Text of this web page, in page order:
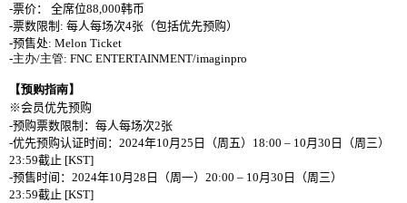
-票价： 全席位88,000韩币
-票数限制 : 每人每场次4张 （包括优先预购）
-预售处: Melon Ticket
-主办/主管: FNC ENTERTAINMENT/imaginpro
【预购指南】
※会员优先预购
-预购票数限制：每人每场次2张
-优先预购认证时间 ： 2024年10 月 25 日（周五） 18:00 – 10 月 30 日（周三）
23:59截止 [KST]
-预售时间 ： 2024年10 月 28 日（周一） 20:00 – 10 月 30 日（周三）
23:59截止 [KST]